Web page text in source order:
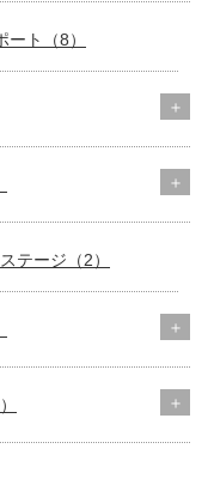
ト（8）
テージ（2）